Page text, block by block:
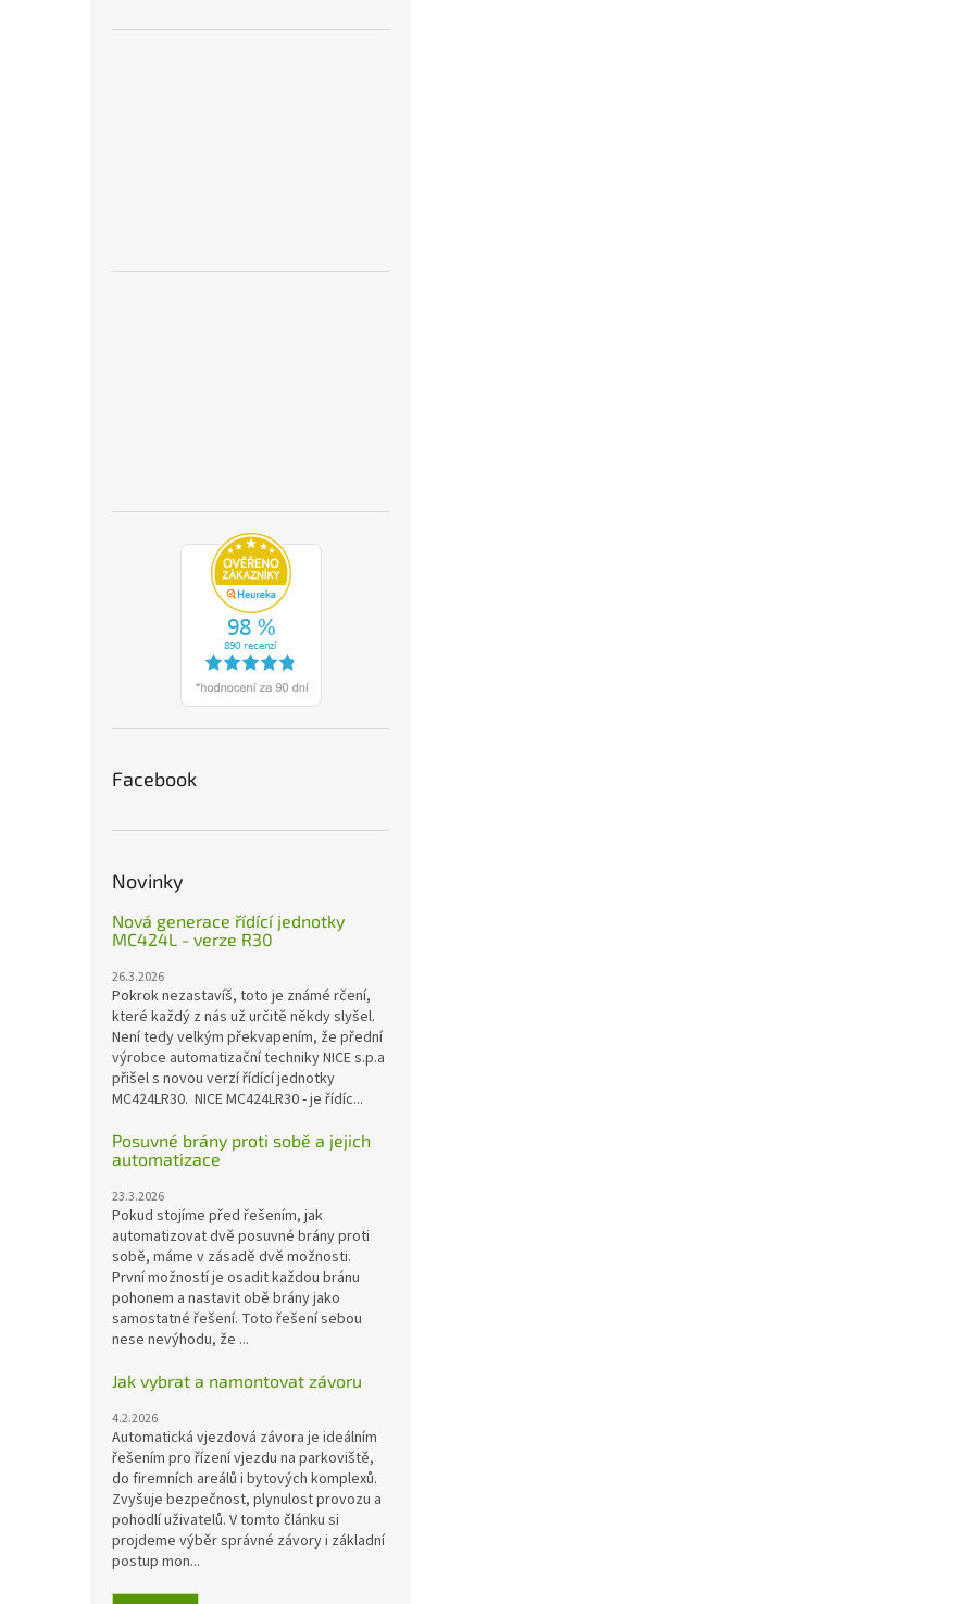
Facebook
Novinky
Nová generace řídící jednotky
MC424L - verze R30
26.3.2026
Pokrok nezastavíš, toto je známé rčení,
které každý z nás už určitě někdy slyšel.
Není tedy velkým překvapením, že přední
výrobce automatizační techniky NICE s.p.a
přišel s novou verzí řídící jednotky
MC424LR30. NICE MC424LR30 - je řídíc...
Posuvné brány proti sobě a jejich
automatizace
23.3.2026
Pokud stojíme před řešením, jak
automatizovat dvě posuvné brány proti
sobě, máme v zásadě dvě možnosti.
První možností je osadit každou bránu
pohonem a nastavit obě brány jako
samostatné řešení. Toto řešení sebou
nese nevýhodu, že ...
Jak vybrat a namontovat závoru
4.2.2026
Automatická vjezdová závora je ideálním
řešením pro řízení vjezdu na parkoviště,
do firemních areálů i bytových komplexů.
Zvyšuje bezpečnost, plynulost provozu a
pohodlí uživatelů. V tomto článku si
projdeme výběr správné závory i základní
postup mon...